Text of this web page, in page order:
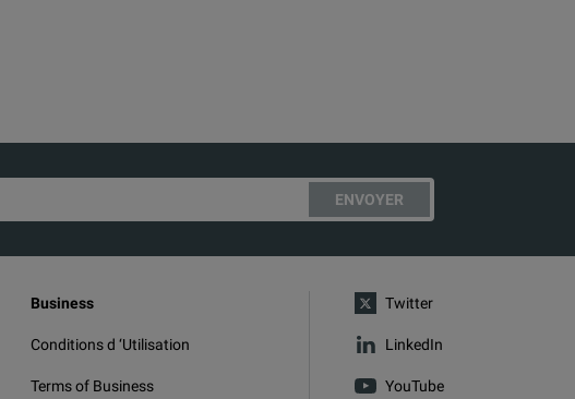
ENVOYER
Business
Conditions d ‘Utilisation
Terms of Business
Twitter
LinkedIn
YouTube